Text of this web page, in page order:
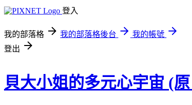
登入
我的部落格 我的部落格後台
我的帳號
登出
貝大小姐的多元心宇宙 (